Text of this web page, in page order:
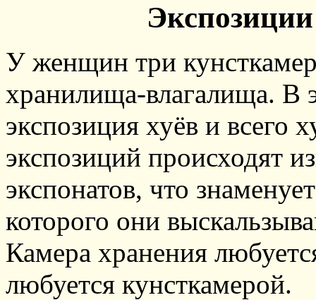
У женщин три
хранилища-влагалища. В
экспозиция хуёв и всего
экспозиций происходят
экспонатов, что
которого они
Камера хранения
любуется кунсткамерой.